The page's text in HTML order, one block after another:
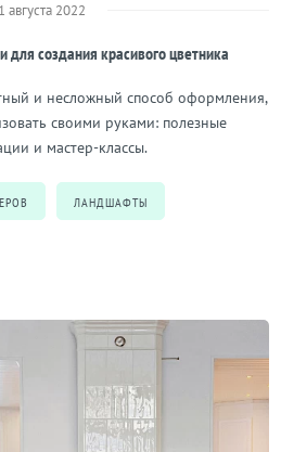
августа 2022
для создания красивого цветника
и несложный способ оформления,
своими руками: полезные
и мастер-классы.
ЛАНДШАФТЫ